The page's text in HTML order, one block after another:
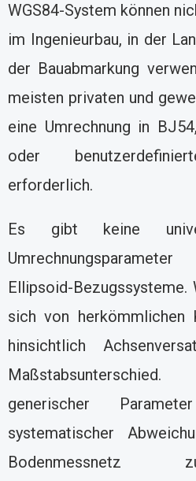
WGS84-System können
im Ingenieurbau, in der
der Bauabmarkung
meisten privaten und
eine Umrechnung in
oder
erforderlich.
Es gibt keine
Ellipsoid-Bezugssysteme.
sich von herkömmlichen
hinsichtlich
generischer
systematischer
Bodenmessnetz